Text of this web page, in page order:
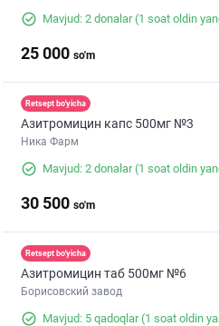
Mavjud: 2 donalar(1 soat oldin
25 000 so'm
Retsept bo'yicha
Азитромицин капс 500мг №3
Ника Фарм
Mavjud: 2 donalar(1 soat oldin
30 500 so'm
Retsept bo'yicha
Азитромицин таб 500мг №6
Борисовский завод
Mavjud: 5 qadoqlar(1 soat oldin